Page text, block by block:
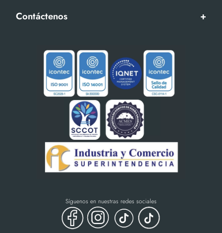
Contáctenos
+
Síguenos en nuestras redes sociales